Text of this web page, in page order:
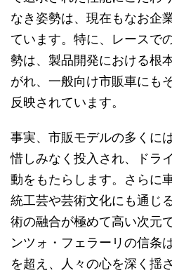
なき姿勢は、現在もなお企
ています。特に、レースで
勢は、製品開発における根
がれ、一般向け市販車にも
反映されています。
事実、市販モデルの多くに
惜しみなく投入され、ドラ
動をもたらします。さらに
統工芸や芸術文化にも通じ
術の融合が極めて高い次元
ンツォ・フェラーリの信条
を超え、人々の心を深く揺